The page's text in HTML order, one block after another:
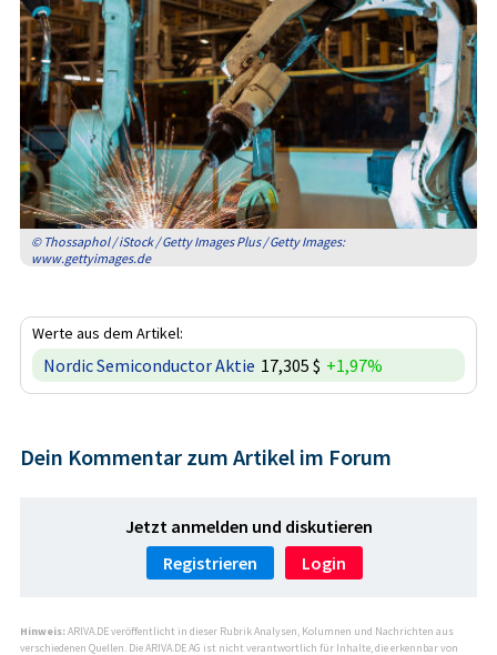
© Thossaphol / iStock / Getty Images Plus / Getty Images:
www.gettyimages.de
Werte aus dem Artikel:
Nordic Semiconductor Aktie 17,305 $ +1,97%
Dein Kommentar zum Artikel im Forum
Jetzt anmelden und diskutieren
Registrieren
Login
Hinweis:ARIVA.DE veröffentlicht in dieser Rubrik Analysen, Kolumnen und Nachrichten aus
verschiedenen Quellen. Die ARIVA.DE AG ist nicht verantwortlich für Inhalte, die erkennbar von